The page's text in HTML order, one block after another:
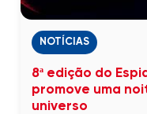
NOTÍCIAS
8ª edição do
promove uma
universo